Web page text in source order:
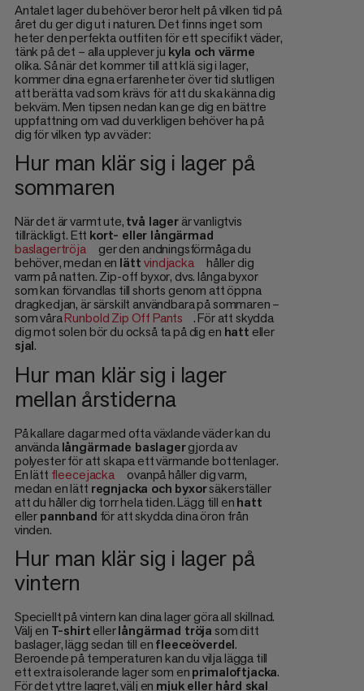
Antalet lager du behöver beror helt på vilken tid på
året du ger dig ut i naturen. Det finns inget som
heter den perfekta outfiten för ett specifikt väder,
tänk på det – alla upplever ju kyla och värme
olika. Så när det kommer till att klä sig i lager,
kommer dina egna erfarenheter över tid slutligen
att berätta vad som krävs för att du ska känna dig
bekväm. Men tipsen nedan kan ge dig en bättre
uppfattning om vad du verkligen behöver ha på
dig för vilken typ av väder:
Hur man klär sig i lager på
sommaren
När det är varmt ute,två lagerär vanligtvis
tillräckligt. Ett kort- eller långärmad
baslagertröja
ger den andningsförmåga du
behöver, medan en lättvindjacka
håller dig
varm på natten. Zip-off byxor, dvs. långa byxor
som kan förvandlas till shorts genom att öppna
dragkedjan, är särskilt användbara på sommaren –
som våraRunbold Zip Off Pants
. För att skydda
dig mot solen bör du också ta på dig en hatt eller
sjal.
Hur man klär sig i lager
mellan årstiderna
På kallare dagar med ofta växlande väder kan du
användalångärmade baslagergjorda av
polyester för att skapa ett värmande bottenlager.
En lätt fleecejacka
ovanpå håller dig varm,
medan en lätt regnjacka och byxorsäkerställer
att du håller dig torr hela tiden. Lägg till enhatt
ellerpannband för att skydda dina öron från
vinden.
Hur man klär sig i lager på
vintern
Speciellt på vintern kan dina lager göra all skillnad.
Välj en T-shirtellerlångärmad tröjasom ditt
baslager, lägg sedan till enfleeceöverdel.
Beroende på temperaturen kan du vilja lägga till
ett extra isolerande lager som enprimaloftjacka.
För det yttre lagret, välj en mjuk eller hård skal